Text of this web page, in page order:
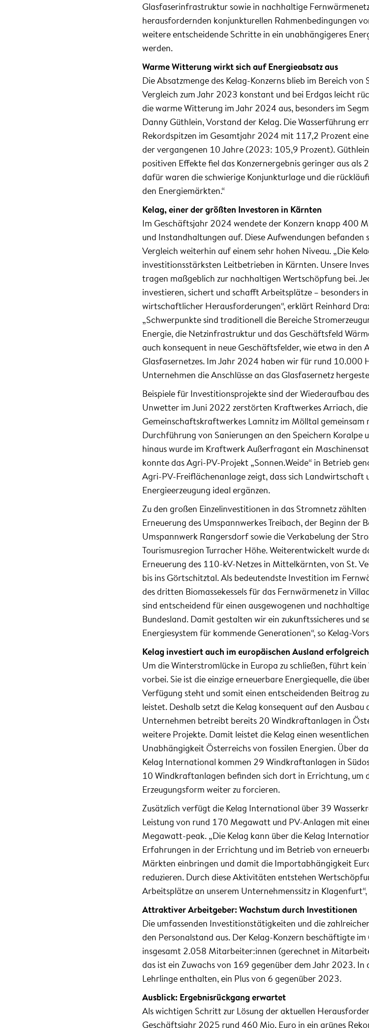
Glasfaserinfrastruktur sowie in nachhaltige
herausfordernden konjunkturellen Rahmenbedingungen
weitere entscheidende Schritte in ein unabhängigeres
werden.
Warme Witterung wirkt sich auf Energieabsatz aus
Die Absatzmenge des Kelag-Konzerns blieb im Bereich von
Vergleich zum Jahr 2023 konstant und bei Erdgas leicht
die warme Witterung im Jahr 2024 aus, besonders im
Danny Güthlein, Vorstand der Kelag. Die Wasserführung
Rekordspitzen im Gesamtjahr 2024 mit 117,2 Prozent
der vergangenen 10 Jahre (2023: 105,9 Prozent).
positiven Effekte fiel das Konzernergebnis geringer aus als
dafür waren die schwierige Konjunkturlage und die
den Energiemärkten.“
Kelag, einer der größten Investoren in Kärnten
Im Geschäftsjahr 2024 wendete der Konzern knapp 400
und Instandhaltungen auf. Diese Aufwendungen befanden
Vergleich weiterhin auf einem sehr hohen Niveau. „Die
investitionsstärksten Leitbetrieben in Kärnten. Unsere
tragen maßgeblich zur nachhaltigen Wertschöpfung bei.
investieren, sichert und schafft Arbeitsplätze – besonders
wirtschaftlicher Herausforderungen“, erklärt Reinhard
„Schwerpunkte sind traditionell die Bereiche
Energie, die Netzinfrastruktur und das Geschäftsfeld
auch konsequent in neue Geschäftsfelder, wie etwa in den
Glasfasernetzes. Im Jahr 2024 haben wir für rund 10.000
Unternehmen die Anschlüsse an das Glasfasernetz
Beispiele für Investitionsprojekte sind der Wiederaufbau
Unwetter im Juni 2022 zerstörten Kraftwerkes Arriach,
Gemeinschaftskraftwerkes Lamnitz im Mölltal gemeinsam
Durchführung von Sanierungen an den Speichern Koralpe
hinaus wurde im Kraftwerk Außerfragant ein
konnte das Agri-PV-Projekt „Sonnen.Weide“ in Betrieb
Agri-PV-Freiflächenanlage zeigt, dass sich Landwirtschaft
Energieerzeugung ideal ergänzen.
Zu den großen Einzelinvestitionen in das Stromnetz
Erneuerung des Umspannwerkes Treibach, der Beginn der
Umspannwerk Rangersdorf sowie die Verkabelung der
Tourismusregion Turracher Höhe. Weiterentwickelt wurde
Erneuerung des 110-kV-Netzes in Mittelkärnten, von St.
bis ins Görtschitztal. Als bedeutendste Investition im
des dritten Biomassekessels für das Fernwärmenetz in
sind entscheidend für einen ausgewogenen und
Bundesland. Damit gestalten wir ein zukunftssicheres und
Energiesystem für kommende Generationen“, so Kelag-
Kelag investiert auch im europäischen Ausland
Um die Winterstromlücke in Europa zu schließen, führt
vorbei. Sie ist die einzige erneuerbare Energiequelle, die
Verfügung steht und somit einen entscheidenden Beitrag
leistet. Deshalb setzt die Kelag konsequent auf den Ausbau
Unternehmen betreibt bereits 20 Windkraftanlagen in
weitere Projekte. Damit leistet die Kelag einen
Unabhängigkeit Österreichs von fossilen Energien. Über
Kelag International kommen 29 Windkraftanlagen in
10 Windkraftanlagen befinden sich dort in Errichtung, um
Erzeugungsform weiter zu forcieren.
Zusätzlich verfügt die Kelag International über 39
Leistung von rund 170 Megawatt und PV-Anlagen mit
Megawatt-peak. „Die Kelag kann über die Kelag
Erfahrungen in der Errichtung und im Betrieb von
Märkten einbringen und damit die Importabhängigkeit
reduzieren. Durch diese Aktivitäten entstehen
Arbeitsplätze an unserem Unternehmenssitz in
Attraktiver Arbeitgeber: Wachstum durch Investitionen
Die umfassenden Investitionstätigkeiten und die
den Personalstand aus. Der Kelag-Konzern beschäftigte
insgesamt 2.058 Mitarbeiter:innen (gerechnet in
das ist ein Zuwachs von 169 gegenüber dem Jahr 2023. In
Lehrlinge enthalten, ein Plus von 6 gegenüber 2023.
Ausblick: Ergebnisrückgang erwartet
Als wichtigen Schritt zur Lösung der aktuellen
Geschäftsjahr 2025 rund 460 Mio. Euro in ein grünes